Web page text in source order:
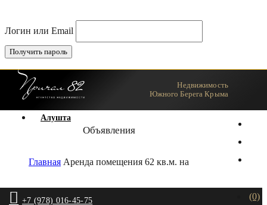
Логин или Email
Ялта
Алушта
+7 (978) 016-45-75 (0)
Недвижимость
Южного Берега Крыма
Объявления
Главная Аренда помещения 62 кв.м. на